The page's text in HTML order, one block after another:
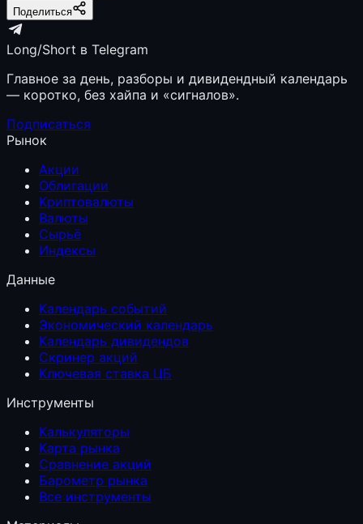
Поделиться
Long/Short в Telegram
Главное за день, разборы и дивидендный календарь
— коротко, без хайпа и «сигналов».
Подписаться
Рынок
Акции
Облигации
Криптовалюты
Валюты
Сырьё
Индексы
Данные
Календарь событий
Экономический календарь
Календарь дивидендов
Скринер акций
Ключевая ставка ЦБ
Инструменты
Калькуляторы
Карта рынка
Сравнение акций
Барометр рынка
Все инструменты